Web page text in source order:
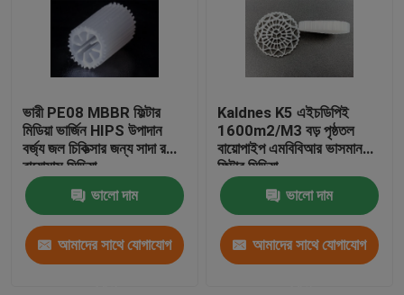
ভারী PE08 MBBR ফিল্টার
মিডিয়া ভার্জিন HIPS উপাদান
বর্জ্য জল চিকিত্সার জন্য সাদা রঙের
বায়োমাস মিডিয়া
ভালো দাম
আমাদের সাথে যোগাযোগ
Kaldnes K5 এইচডিপিই
1600m2/M3 বড় পৃষ্ঠতল
বায়োপাইপ এমবিবিআর ভাসমান
ফিল্টার মিডিয়া
ভালো দাম
আমাদের সাথে যোগাযোগ